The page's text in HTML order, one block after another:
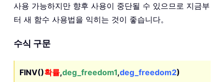
사용 가능하지만 향후 사용이 중단될 수 있으므로 지금부
터 새 함수 사용법을 익히는 것이 좋습니다。
수식 구문
FINV()확률,deg_freedom1,deg_freedom2)